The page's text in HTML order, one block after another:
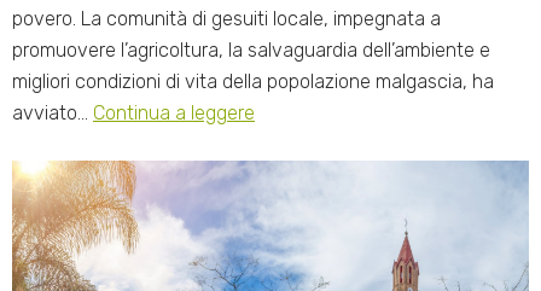
povero. La comunità di gesuiti locale, impegnata a
promuovere l’agricoltura, la salvaguardia dell’ambiente e
migliori condizioni di vita della popolazione malgascia, ha
avviato… Continua a leggere